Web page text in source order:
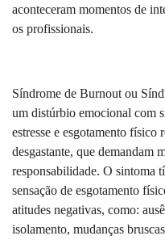
aconteceram momentos de
os profissionais.
Síndrome de Burnout ou
um distúrbio emocional com
estresse e esgotamento físico
desgastante, que demandam
responsabilidade. O sintoma
sensação de esgotamento
atitudes negativas, como:
isolamento, mudanças